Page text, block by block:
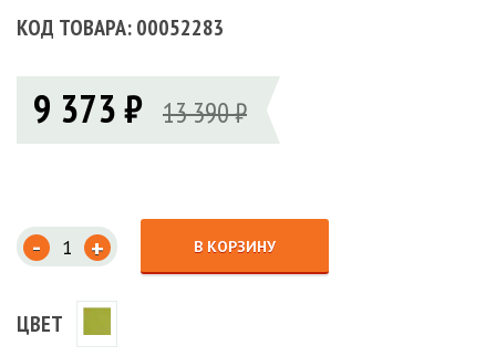
КОД ТОВАРА: 00052283
9 373 ₽ 13 390 ₽
- + В КОРЗИНУ
ЦВЕТ